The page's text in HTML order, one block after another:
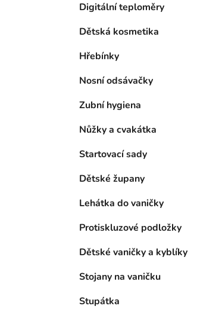
Digitální teploměry
Dětská kosmetika
Hřebínky
Nosní odsávačky
Zubní hygiena
Nůžky a cvakátka
Startovací sady
Dětské župany
Lehátka do vaničky
Protiskluzové podložky
Dětské vaničky a kyblíky
Stojany na vaničku
Stupátka